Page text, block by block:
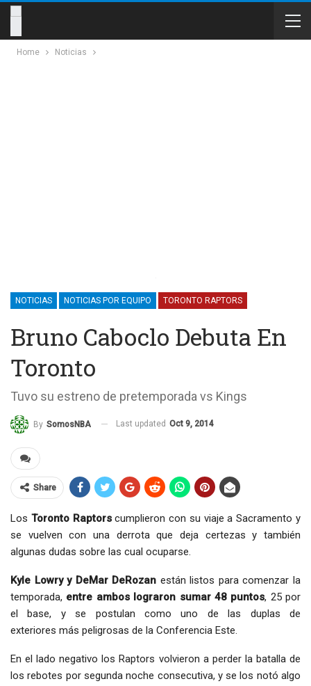
Home Noticias
NOTICIAS NOTICIAS POR EQUIPO TORONTO RAPTORS
Bruno Caboclo Debuta En
Toronto
Tuvo su estreno de pretemporada vs Kings
By SomosNBA Last updated Oct 9, 2014
Share
Los Toronto Raptorscumplieron con su viaje a Sacramento y
se vuelven con una derrota que deja certezas y también
algunas dudas sobre las cual ocuparse.
Kyle Lowry y DeMar DeRozan están listos para comenzar la
temporada, entre ambos lograron sumar 48 puntos, 25 por
el base, y se postulan como uno de las duplas de
exteriores más peligrosas de la Conferencia Este.
En el lado negativo los Raptors volvieron a perder la batalla de
los rebotes por segunda noche consecutiva, y se los notó algo